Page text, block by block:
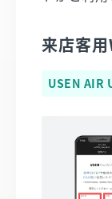
来店客
USEN AIR